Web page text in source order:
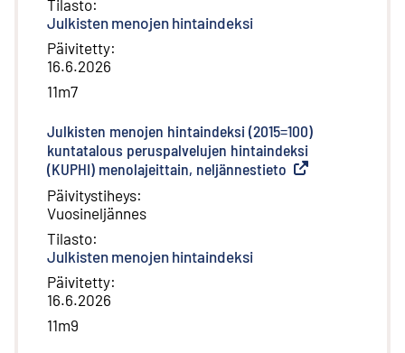
Tilasto:
Julkisten menojen hintaindeksi
Päivitetty:
16.6.2026
11m7
Julkisten menojen hintaindeksi (2015=100)
kuntatalous peruspalvelujen hintaindeksi
(KUPHI) menolajeittain, neljännestieto Ulkoinen linkki
Päivitystiheys:
Vuosineljännes
Tilasto:
Julkisten menojen hintaindeksi
Päivitetty:
16.6.2026
11m9